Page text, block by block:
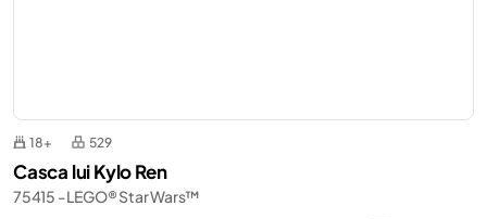
18+ 529
Casca lui Kylo Ren
75415 - LEGO® Star Wars™